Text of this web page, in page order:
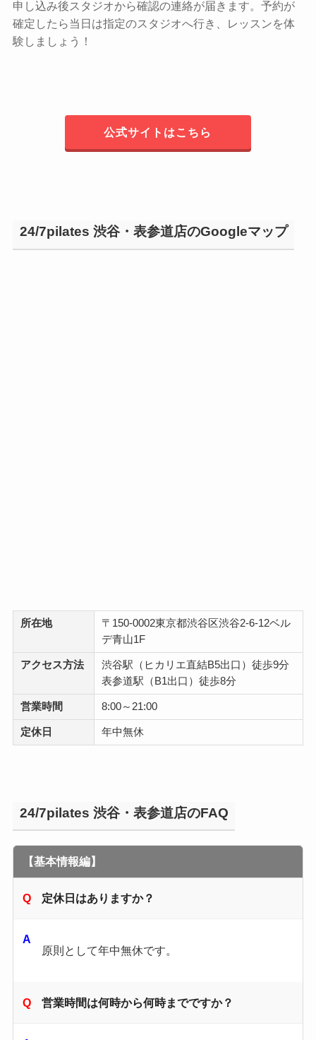
申し込み後スタジオから確認の連絡が届きます。予約が
確定したら当日は指定のスタジオへ行き、レッスンを体
験しましょう！
公式サイトはこちら
24/7pilates 渋谷・表参道店のGoogleマップ
所在地
〒150-0002東京都渋谷区渋谷2-6-12ベル
デ青山1F
アクセス方法
渋谷駅（ヒカリエ直結B5出口）徒歩9分
表参道駅（B1出口）徒歩8分
営業時間 8:00～21:00
定休日 年中無休
24/7pilates 渋谷・表参道店のFAQ
【基本情報編】
定休日はありますか？
原則として年中無休です。
営業時間は何時から何時までですか？